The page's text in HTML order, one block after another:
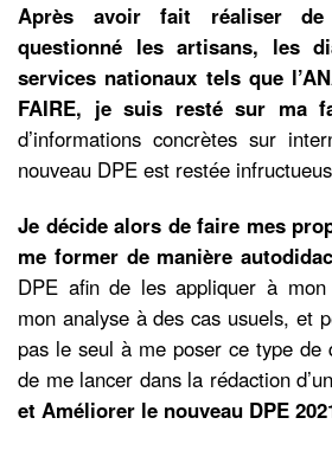
Après avoir fait réaliser de
questionné les artisans, les
services nationaux tels que
FAIRE, je suis resté sur ma
d’informations concrètes sur
nouveau DPE est restée
Je décide alors de faire mes
me former de manière
DPE afin de les appliquer à
mon analyse à des cas usuels, et
pas le seul à me poser ce type de
de me lancer dans la rédaction
et Améliorer le nouveau DPE